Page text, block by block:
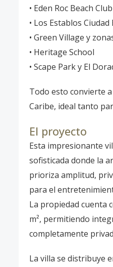
• Eden Roc Beach Club
• Los Establos Ciudad
• Green Village y
• Heritage School
• Scape Park y El
Todo esto convierte
Caribe, ideal tanto
El proyecto
Esta impresionante
sofisticada donde la
prioriza amplitud,
para el
La propiedad cuenta
m², permitiendo
completamente
La villa se distribuye